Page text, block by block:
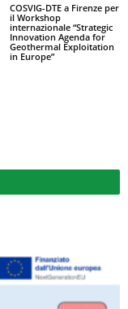
COSVIG-DTE a Firenze per
il Workshop
internazionale “Strategic
Innovation Agenda for
Geothermal Exploitation
in Europe”